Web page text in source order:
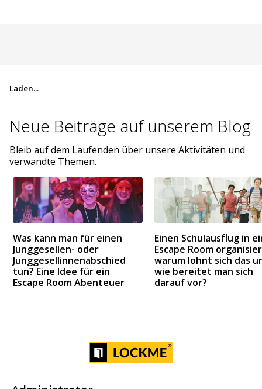
Laden...
Neue Beiträge aufunserem Blog
Bleib auf dem Laufenden über unsere Aktivitäten und
verwandte Themen.
Was kann man für einen
Junggesellen- oder
Junggesellinnenabschied
tun? Eine Idee für ein
Escape Room Abenteuer
Einen Schulausflug in
Escape Room
warum lohnt sich das
wie bereitet man sich
darauf vor?